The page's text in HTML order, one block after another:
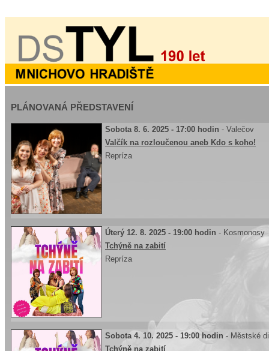
PLÁNOVANÁ PŘEDSTAVENÍ
Sobota 8. 6. 2025 - 17:00 hodin - Valečov
Valčík na rozloučenou aneb Kdo s koho!
Repríza
Úterý 12. 8. 2025 - 19:00 hodin - Kosmonosy
Tchýně na zabití
Repríza
Sobota 4. 10. 2025 - 19:00 hodin - Městské
Tchýně na zabití